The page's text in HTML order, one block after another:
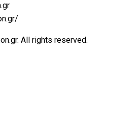
All rights reserved.